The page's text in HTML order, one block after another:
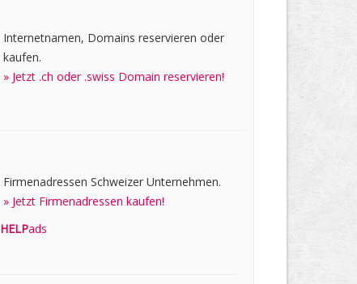
Internetnamen, Domains reservieren oder
kaufen.
» Jetzt .ch oder .swiss Domain reservieren!
Firmenadressen Schweizer Unternehmen.
» Jetzt Firmenadressen kaufen!
HELPads